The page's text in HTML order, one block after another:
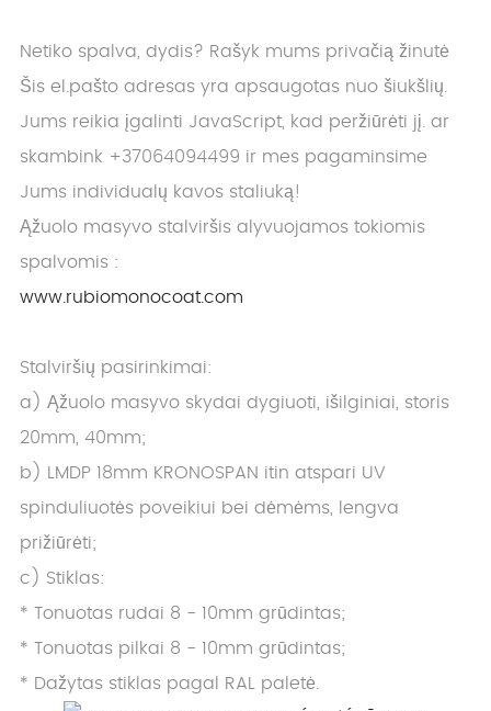
Netiko spalva, dydis? Rašyk mums privačią žinutė
Šis el.pašto adresas yra apsaugotas nuo šiukšlių.
Jums reikia įgalinti JavaScript, kad peržiūrėti jį. ar
skambink +37064094499 ir mes pagaminsime
Jums individualų kavos staliuką!
Ąžuolo masyvo stalviršis alyvuojamos tokiomis
spalvomis :
www.rubiomonocoat.com
Stalviršių pasirinkimai:
a) Ąžuolo masyvo skydai dygiuoti, išilginiai, storis
20mm, 40mm;
b) LMDP 18mm KRONOSPAN itin atspari UV
spinduliuotės poveikiui bei dėmėms, lengva
prižiūrėti;
c) Stiklas:
* Tonuotas rudai 8 - 10mm grūdintas;
* Tonuotas pilkai 8 - 10mm grūdintas;
* Dažytas stiklas pagal RAL paletė.